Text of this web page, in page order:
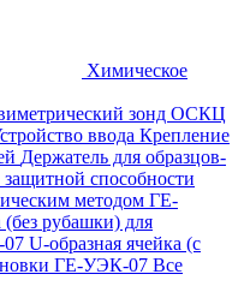
Химическое
зонд ОСКЦ
ввода Крепление
Держатель для образцов-
способности
методом ГЕ-
(без рубашки) для
07 U-образная ячейка (с
ГЕ-УЭК-07 Все